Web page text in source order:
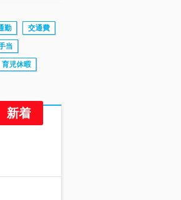
勤 交通費
当
育児休暇